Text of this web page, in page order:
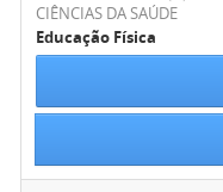
CIÊNCIAS DA SAÚDE
Educação Física